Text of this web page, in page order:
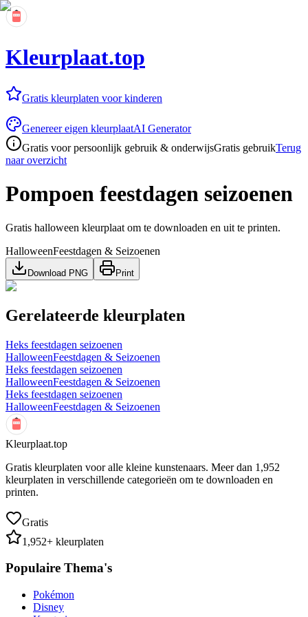
Kleurplaat.top
Gratis kleurplaten voor kinderen
Genereer eigen kleurplaatAI Generator
Gratis voor persoonlijk gebruik & onderwijsGratis gebruikTerug
naar overzicht
Pompoen feestdagen seizoenen
Gratis halloween kleurplaat om te downloaden en uit te printen.
HalloweenFeestdagen & Seizoenen
Download PNG Print
Gerelateerde kleurplaten
Heks feestdagen seizoenen
HalloweenFeestdagen & Seizoenen
Heks feestdagen seizoenen
HalloweenFeestdagen & Seizoenen
Heks feestdagen seizoenen
HalloweenFeestdagen & Seizoenen
Kleurplaat.top
Gratis kleurplaten voor alle kleine kunstenaars. Meer dan 1,952
kleurplaten in verschillende categorieën om te downloaden en
printen.
Gratis
1,952+ kleurplaten
Populaire Thema's
Pokémon
Disney